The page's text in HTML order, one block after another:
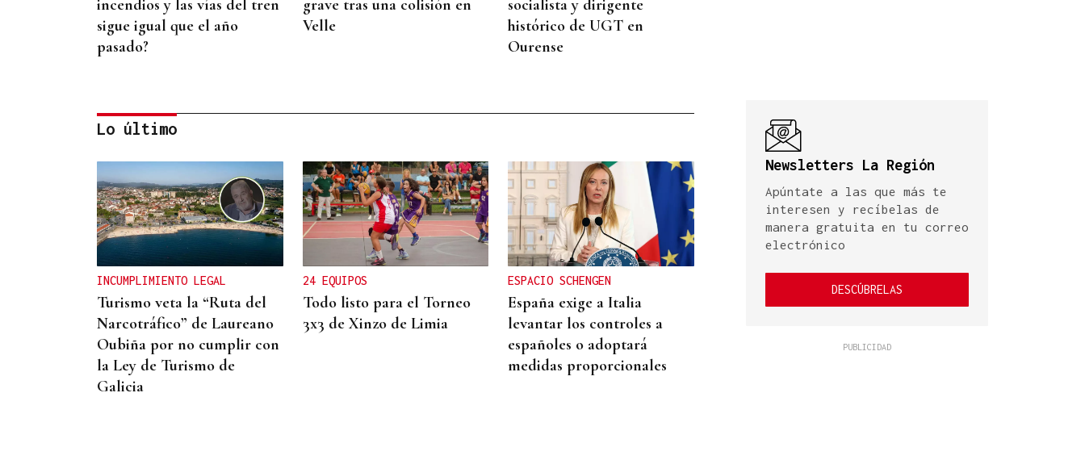
incendios y las vías del tren
sigue igual que el año
pasado?
grave tras una colisión en
Velle
socialista y dirigente
histórico de UGT en
Ourense
CANEDO
Un herido en la colisión
entre dos coches en la
entrada a las termas de
Outariz
Lo último
INCUMPLIMIENTO LEGAL
Turismo veta la “Ruta del
Narcotráfico” de Laureano
Oubiña por no cumplir con
la Ley de Turismo de
Galicia
24 EQUIPOS
Todo listo para el Torneo
3x3 de Xinzo de Limia
ESPACIO SCHENGEN
España exige a Italia
levantar los controles a
españoles o adoptará
medidas proporcionales
Newsletters La Región
Apúntate a las que más te
interesen y recíbelas de
manera gratuita en tu correo
electrónico
DESCÚBRELAS